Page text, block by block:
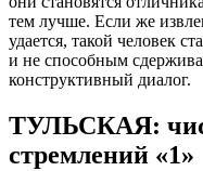
тем лучше. Если же
удается, такой человек
и не способным
конструктивный диалог.
ТУЛЬСКАЯ:
стремлений «1»